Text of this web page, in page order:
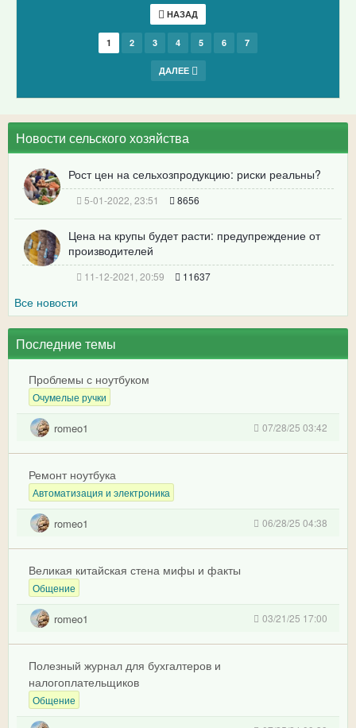
НАЗАД
1 2 3 4 5 6 7
ДАЛЕЕ
Новости сельского хозяйства
Рост цен на сельхозпродукцию: риски реальны?
5-01-2022, 23:51 8656
Цена на крупы будет расти: предупреждение от
производителей
11-12-2021, 20:59 11637
Все новости
Последние темы
Проблемы с ноутбуком
Очумелые ручки
romeo1 07/28/25 03:42
Ремонт ноутбука
Автоматизация и электроника
romeo1 06/28/25 04:38
Великая китайская стена мифы и факты
Общение
romeo1 03/21/25 17:00
Полезный журнал для бухгалтеров и
налогоплательщиков
Общение